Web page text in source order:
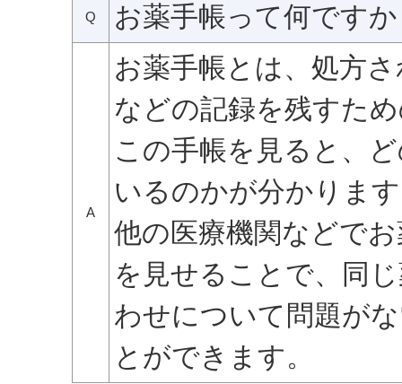
Q お薬手帳って何です
A
お薬手帳とは、処方
などの記録を残すた
この手帳を見ると、
いるのかが分かりま
他の医療機関などで
を見せることで、同
わせについて問題が
とができます。